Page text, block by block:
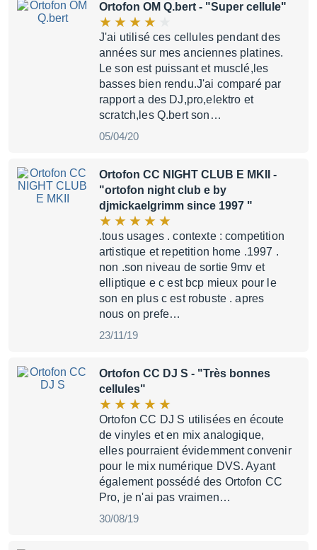
Ortofon OM Q.bert - "Super cellule"
J'ai utilisé ces cellules pendant des
années sur mes anciennes platines.
Le son est puissant et musclé,les
basses bien rendu.J'ai comparé par
rapport a des DJ,pro,elektro et
scratch,les Q.bert son…
05/04/20
Ortofon CC NIGHT CLUB E MKII
-
"ortofon night club e by
djmickaelgrimm since 1997 "
.tous usages . contexte : competition
artistique et repetition home .1997 .
non .son niveau de sortie 9mv et
elliptique e c est bcp mieux pour le
son en plus c est robuste . apres
nous on prefe…
23/11/19
Ortofon CC DJ S - "Très bonnes
cellules"
Ortofon CC DJ S utilisées en écoute
de vinyles et en mix analogique,
elles pourraient évidemment convenir
pour le mix numérique DVS. Ayant
également possédé des Ortofon CC
Pro, je n'ai pas vraimen…
30/08/19